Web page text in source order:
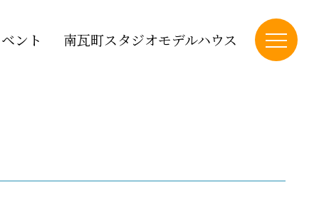
ント 南瓦町スタジオモデルハウス